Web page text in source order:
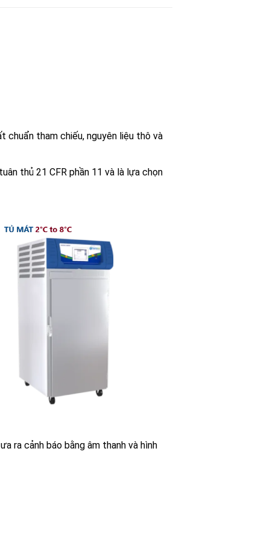
tham chiếu, nguyên liệu thô và
thủ 21 CFR phần 11 và là lựa chọn
ra cảnh báo bằng âm thanh và hình